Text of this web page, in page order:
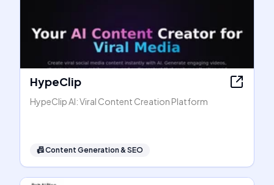
HypeClip
HypeClip AI: Viral Content Creation Platform
📠Content Generation & SEO